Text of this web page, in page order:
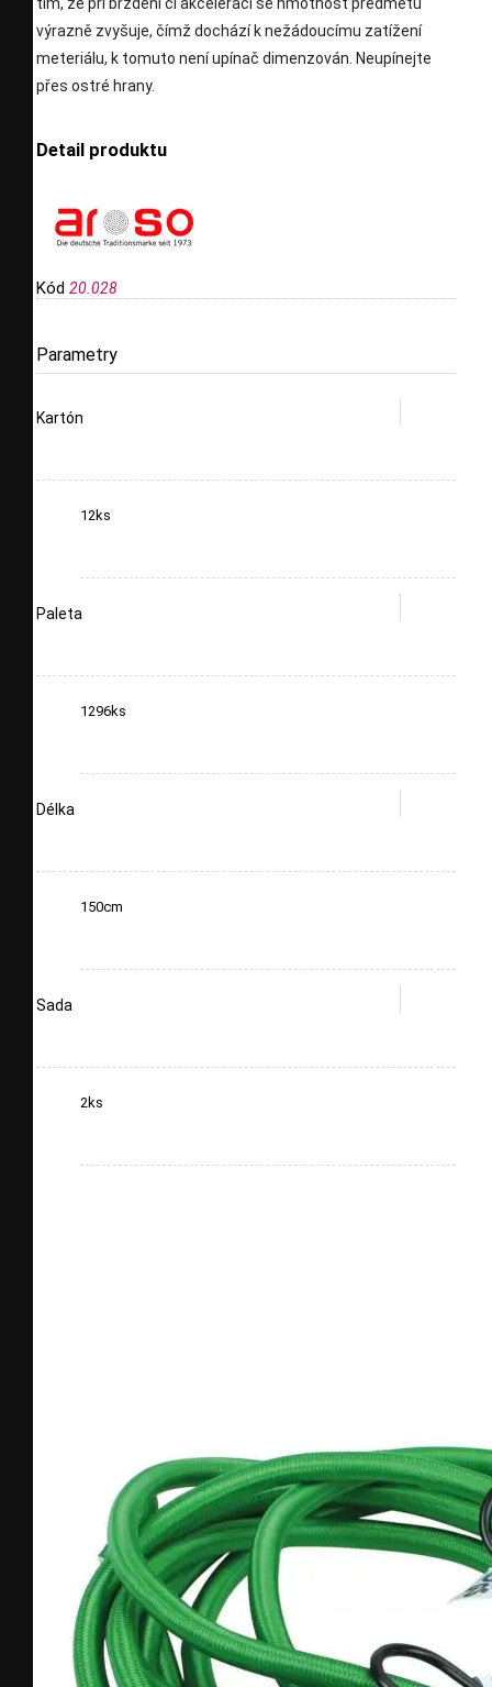
výrazně zvyšuje, čímž dochází k nežádoucímu zatížení
meteriálu, k tomuto není upínač dimenzován. Neupínejte
přes ostré hrany.
Detail produktu
Kód 20.028
Parametry
Kartón
12ks
Paleta
1296ks
Délka
150cm
Sada
2ks